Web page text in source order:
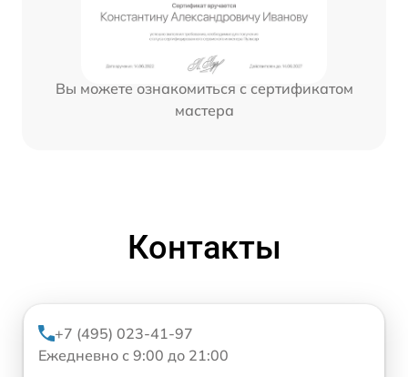
Вы можете ознакомиться с сертификатом
мастера
Контакты
+7 (495) 023-41-97
Ежедневно с 9:00 до 21:00